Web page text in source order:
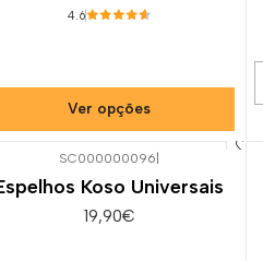
4.6
Ver opções
SC000000096
Koso Universais
19,90€